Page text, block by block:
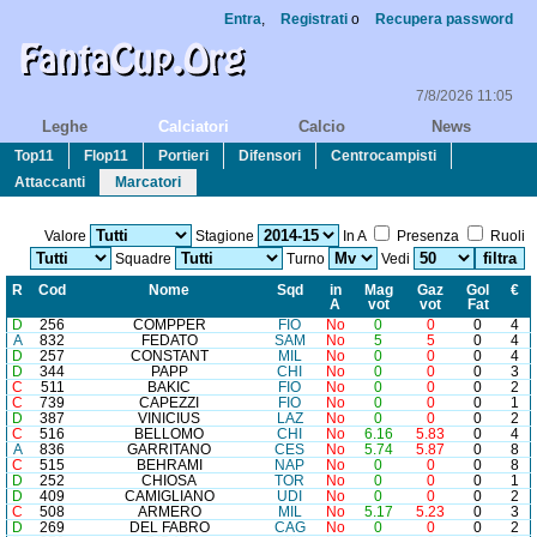
Entra, Registrati o Recupera password
7/8/2026 11:05
Leghe Calciatori Calcio News
Top11 Flop11 Portieri Difensori
Centrocampisti
Attaccanti
Marcatori
Valore Stagione In A Presenza
Ruoli
Squadre
Turno
Vedi
R
Cod Nome Sqd
in
A
Mag
vot
Gaz
vot
Gol
Fat
€
D 256 COMPPER FIO No 0 0 0
4
A
832 FEDATO SAM No 5 5 0
4
D
257 CONSTANT MIL No 0 0 0
4
D
344 PAPP CHI No 0 0 0
3
C
511 BAKIC FIO No 0 0 0
2
C
739 CAPEZZI FIO No 0 0 0
1
D
387 VINICIUS LAZ No 0 0 0
2
C
516 BELLOMO CHI No 6.16 5.83 0
4
A
836 GARRITANO CES No 5.74 5.87 0
8
C
515 BEHRAMI NAP No 0 0 0
8
D
252 CHIOSA TOR No 0 0 0
1
D
409 CAMIGLIANO UDI No 0 0 0
2
C
508 ARMERO MIL No 5.17 5.23 0
3
D
269 DEL FABRO CAG No 0 0 0
2